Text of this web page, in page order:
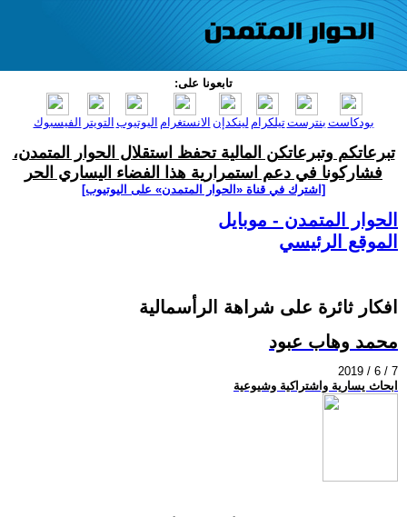
تابعونا على:
الفيسبوك التويتر اليوتيوب الانستغرام لينكدإن تيلكرامبنترست بودكاست
تبرعاتكم وتبرعاتكن المالية تحفظ استقلال الحوار المتمدن،
فشاركونا في دعم استمرارية هذا الفضاء اليساري الحر
[اشترك في قناة ‫«الحوار المتمدن» على اليوتيوب]
الحوار المتمدن - موبايل
الموقع الرئيسي
افكار ثائرة على شراهة الرأسمالية
محمد وهاب عبود
2019 / 6 / 7
ابحاث يسارية واشتراكية وشيوعية